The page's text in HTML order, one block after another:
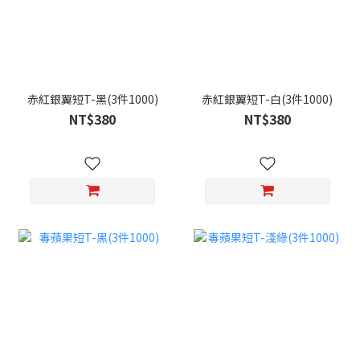
赤紅銀翼短T-黑(3件1000)
NT$380
赤紅銀翼短T-白(3件1000)
NT$380